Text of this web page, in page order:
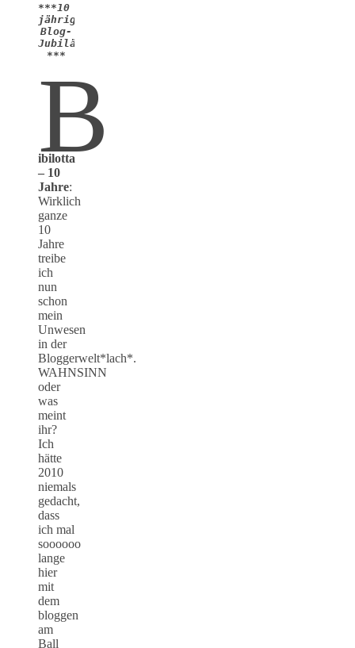
***10
jähriges
Blog-
Jubiläum
***
B
ibilotta
– 10
Jahre:
Wirklich
ganze
10
Jahre
treibe
ich
nun
schon
mein
Unwesen
in der
Bloggerwelt*lach*.
WAHNSINN
oder
was
meint
ihr?
Ich
hätte
2010
niemals
gedacht,
dass
ich mal
soooooo
lange
hier
mit
dem
bloggen
am
Ball